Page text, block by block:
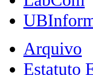
Arquivo
Estatuto